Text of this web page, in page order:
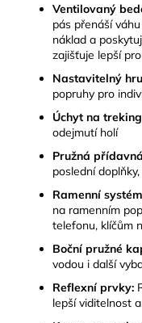
Ventilovaný
pás přenáší
náklad a
zajišťuje lepší
Nastavitelný
popruhy pro
Úchyt na
odejmutí holí
Pružná
poslední
Ramenní
na ramenním
telefonu, klíčům
Boční pružné
vodou i další
Reflexní prvky:
lepší viditelnost